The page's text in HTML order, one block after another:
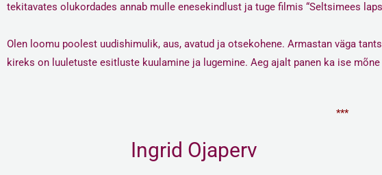
tekitavates olukordades annab mulle enesekindlust ja tuge filmis “Seltsimees
Olen loomu poolest uudishimulik, aus, avatud ja otsekohene. Armastan väga
kireks on luuletuste esitluste kuulamine ja lugemine. Aeg ajalt panen ka ise
***
Ingrid Ojaperv